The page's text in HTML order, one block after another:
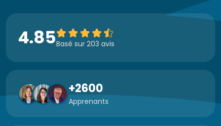
4.85Basé sur 203 avis
+2600
Apprenants